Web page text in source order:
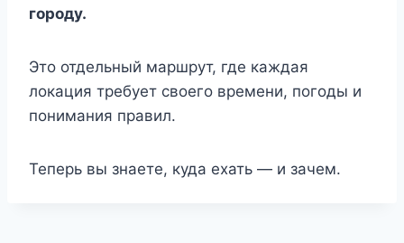
городу.
Это отдельный маршрут, где каждая
локация требует своего времени, погоды и
понимания правил.
Теперь вы знаете, куда ехать — и зачем.